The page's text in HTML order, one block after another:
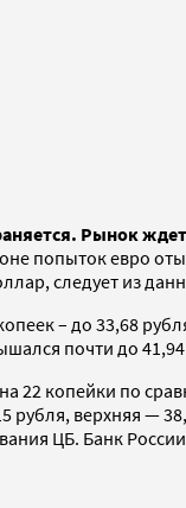
Рынок
попыток евро
следует из
– до 33,68
почти до
22 копейки по
рубля, верхняя
ЦБ. Банк